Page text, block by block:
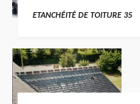
ETANCHÉITÉ DE TOITURE 35